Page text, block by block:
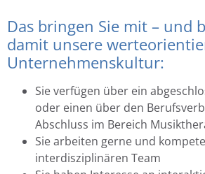
Das bringen Sie mit – und
damit unsere
Unternehmenskultur:
Sie verfügen über ein
oder einen über den
Abschluss im Bereich
Sie arbeiten gerne und
interdisziplinären Team